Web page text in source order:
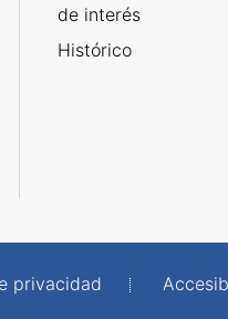
de interés
Histórico
privacidad